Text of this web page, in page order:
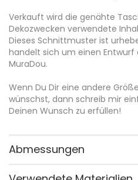
Verkauft wird die genähte
Dekozwecken verwendete
Dieses Schnittmuster ist
handelt sich um einen Entwurf
MuraDou.
Wenn Du Dir eine andere
wünschst, dann schreib mir
Deinen Wunsch zu erfüllen!
Abmessungen